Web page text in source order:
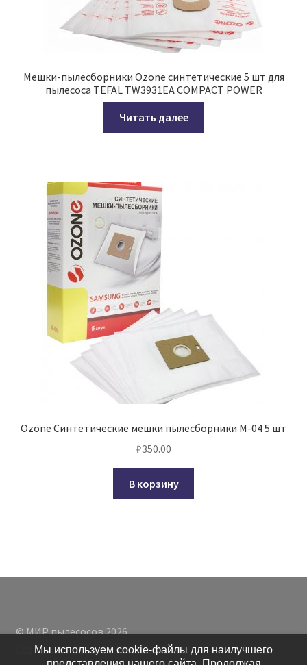
Мешки-пылесборники Ozone синтетические 5 шт для
пылесоса TEFAL TW3931EA COMPACT POWER
Читать далее
Ozone Синтетические мешки пылесборники M-04 5 шт
₽350.00
В корзину
© МИР пылесосов 2026
Создано с помощью WooCommerce
Мы используем cookie-файлы для наилучшего